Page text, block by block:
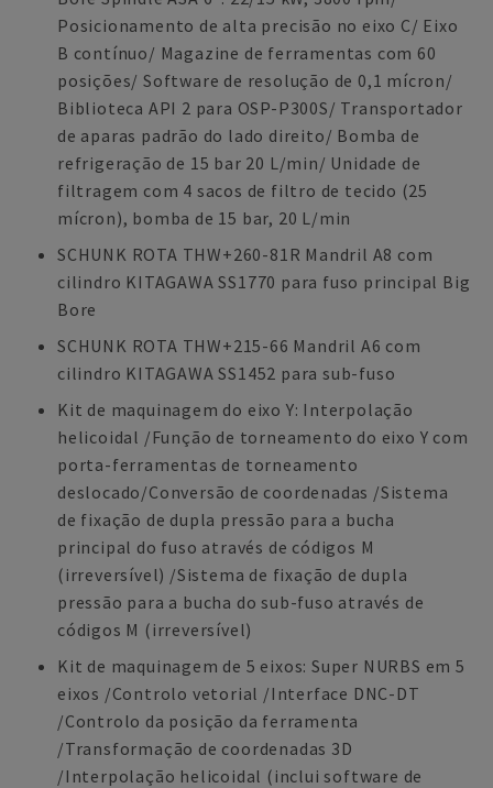
Posicionamento de alta precisão no eixo C/ Eixo
B contínuo/ Magazine de ferramentas com 60
posições/ Software de resolução de 0,1 mícron/
Biblioteca API 2 para OSP-P300S/ Transportador
de aparas padrão do lado direito/ Bomba de
refrigeração de 15 bar 20 L/min/ Unidade de
filtragem com 4 sacos de filtro de tecido (25
mícron), bomba de 15 bar, 20 L/min
SCHUNK ROTA THW+260-81R Mandril A8 com
cilindro KITAGAWA SS1770 para fuso principal Big
Bore
SCHUNK ROTA THW+215-66 Mandril A6 com
cilindro KITAGAWA SS1452 para sub-fuso
Kit de maquinagem do eixo Y: Interpolação
helicoidal /Função de torneamento do eixo Y com
porta-ferramentas de torneamento
deslocado/Conversão de coordenadas /Sistema
de fixação de dupla pressão para a bucha
principal do fuso através de códigos M
(irreversível) /Sistema de fixação de dupla
pressão para a bucha do sub-fuso através de
códigos M (irreversível)
Kit de maquinagem de 5 eixos: Super NURBS em 5
eixos /Controlo vetorial /Interface DNC-DT
/Controlo da posição da ferramenta
/Transformação de coordenadas 3D
/Interpolação helicoidal (inclui software de